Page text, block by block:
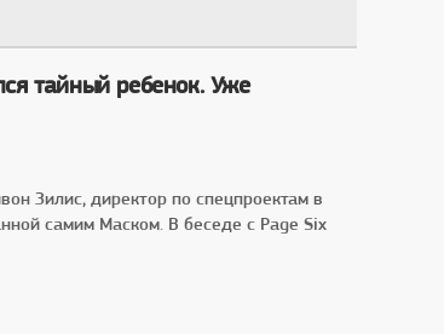
тайный ребенок. Уже
Зилис, директор по спецпроектам в
самим Маском. В беседе с Page Six